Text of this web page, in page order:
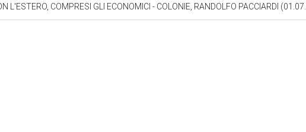
L'ESTERO, COMPRESI GLI ECONOMICI - COLONIE, RANDOLFO PACCIARDI